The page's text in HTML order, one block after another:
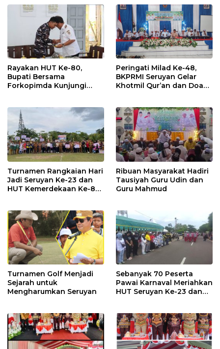
Rayakan HUT Ke-80,
Bupati Bersama
Forkopimda Kunjungi
Peringati Milad Ke-48,
BKPRMI Seruyan Gelar
Khotmil Qur’an dan Doa
Turnamen Rangkaian Hari
Jadi Seruyan Ke-23 dan
HUT Kemerdekaan Ke-80
Ribuan Masyarakat Hadiri
Tausiyah Guru Udin dan
Guru Mahmud
Turnamen Golf Menjadi
Sejarah untuk
Mengharumkan Seruyan
Sebanyak 70 Peserta
Pawai Karnaval Meriahkan
HUT Seruyan Ke-23 dan